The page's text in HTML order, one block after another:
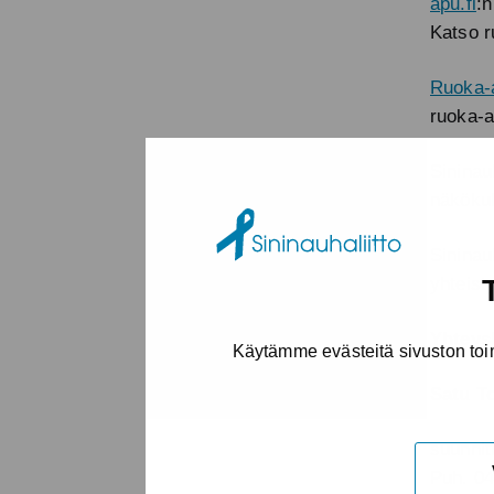
Käytämme evästeitä sivuston
Katso
ruoka-
Puh.